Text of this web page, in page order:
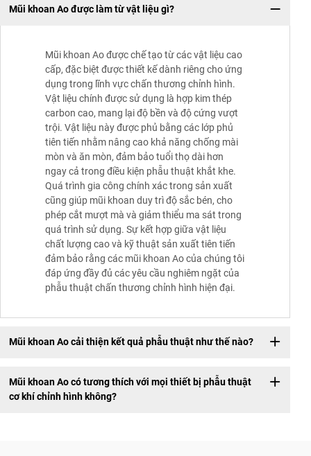
Mũi khoan Ao được làm từ vật liệu gì?
Mũi khoan Ao được chế tạo từ các vật liệu cao
cấp, đặc biệt được thiết kế dành riêng cho ứng
dụng trong lĩnh vực chấn thương chỉnh hình.
Vật liệu chính được sử dụng là hợp kim thép
carbon cao, mang lại độ bền và độ cứng vượt
trội. Vật liệu này được phủ bằng các lớp phủ
tiên tiến nhằm nâng cao khả năng chống mài
mòn và ăn mòn, đảm bảo tuổi thọ dài hơn
ngay cả trong điều kiện phẫu thuật khắt khe.
Quá trình gia công chính xác trong sản xuất
cũng giúp mũi khoan duy trì độ sắc bén, cho
phép cắt mượt mà và giảm thiểu ma sát trong
quá trình sử dụng. Sự kết hợp giữa vật liệu
chất lượng cao và kỹ thuật sản xuất tiên tiến
đảm bảo rằng các mũi khoan Ao của chúng tôi
đáp ứng đầy đủ các yêu cầu nghiêm ngặt của
phẫu thuật chấn thương chỉnh hình hiện đại.
Mũi khoan Ao cải thiện kết quả phẫu thuật như thế nào?
Mũi khoan Ao có tương thích với mọi thiết bị phẫu thuật
cơ khí chỉnh hình không?